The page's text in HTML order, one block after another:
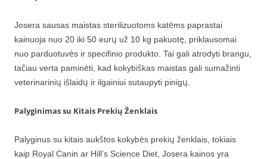
Josera sausas maistas sterilizuotoms katėms paprastai
kainuoja nuo 20 iki 50 eurų už 10 kg pakuotę, priklausomai
nuo parduotuvės ir specifinio produkto. Tai gali atrodyti brangu,
tačiau verta paminėti, kad kokybiškas maistas gali sumažinti
veterinarinių išlaidų ir ilgainiui sutaupyti pinigų.
Palyginimas su Kitais Prekių Ženklais
Palyginus su kitais aukštos kokybės prekių ženklais, tokiais
kaip Royal Canin ar Hill’s Science Diet, Josera kainos yra